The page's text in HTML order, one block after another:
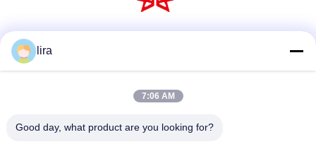
lira
7:06 AM
Good day, what product are you looking for?